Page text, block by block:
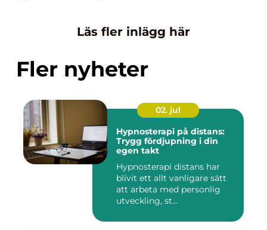
Läs fler inlägg här
Fler nyheter
02. jul
Hypnosterapi på distans:
Trygg fördjupning i din
egen takt
Hypnosterapi distans har
blivit ett allt vanligare sätt
att arbeta med personlig
utveckling, st...